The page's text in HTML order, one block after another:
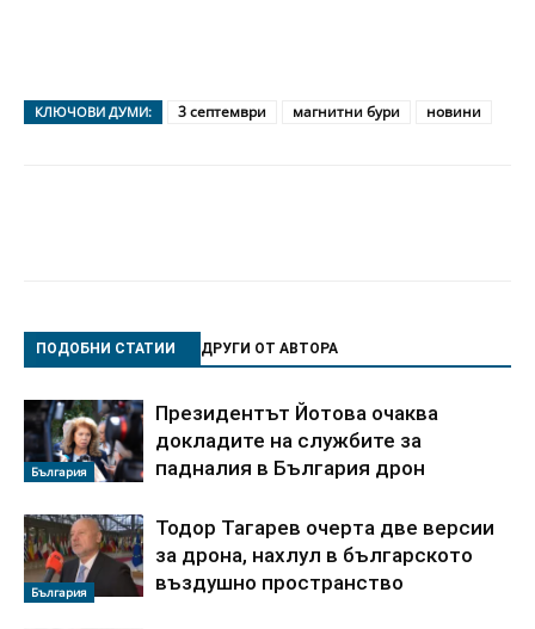
КЛЮЧОВИ ДУМИ: 3 септември магнитни бури новини
ПОДОБНИ СТАТИИ ДРУГИ ОТ АВТОРА
България
Президентът Йотова очаква
докладите на службите за
падналия в България дрон
България
Тодор Тагарев очерта две версии
за дрона, нахлул в българското
въздушно пространство